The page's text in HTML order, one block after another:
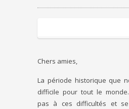
Chers amies,
La période historique que
difficile pour tout le monde.
pas à ces difficultés et